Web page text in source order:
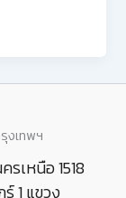
งเทพฯ
เหนือ 1518
1 แขวง